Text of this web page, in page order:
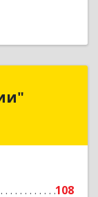
108
Камышлов г,